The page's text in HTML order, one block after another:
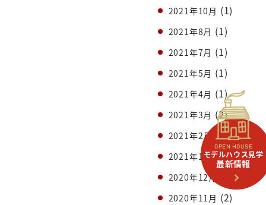
OPEN HOUSE
モデルハウス見学
最新情報
2021年10月 (1)
2021年8月 (1)
2021年7月 (1)
2021年5月 (1)
2021年4月 (1)
2021年3月 (2)
2021年2月 (1)
2021年1月(2)
2020年12月
2020年11月 (2)